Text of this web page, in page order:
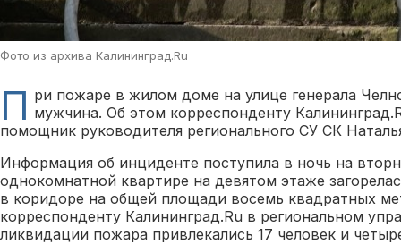
Фото из архива Калининград.Ru
П ри пожаре в жилом доме на улице генерала
мужчина. Об этом корреспонденту
помощник руководителя регионального СУ СК
Информация об инциденте поступила в ночь на
однокомнатной квартире на девятом этаже
в коридоре на общей площади восемь квадратных
корреспонденту Калининград.Ru в региональном
ликвидации пожара привлекались 17 человек и